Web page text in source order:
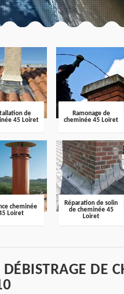
de
45 Loiret
Ramonage de
cheminée 45 Loiret
cheminée
Loiret
Réparation de solin
de cheminée 45
Loiret
DÉBISTRAGE DE